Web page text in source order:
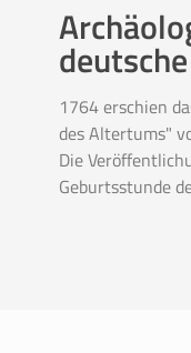
1764 erschien
des Altertums"
Die
Geburtsstunde